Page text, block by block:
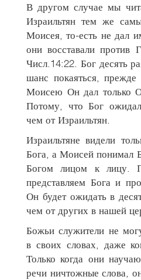
В другом случае мы
Израильтян тем же
Моисея, то-есть не дал
они восставали
Числ.14:22. Бог десять
шанс покаяться,
Моисею Он дал только
Потому, что Бог
чем от Израильтян.
Израильтяне видели
Бога, а Моисей понимал
Богом лицом к лицу.
представляем Бога и
Он будет ожидать в
чем от других в нашей
Божьи служители не
в своих словах, даже
Только когда они
речи ничтожные слова,